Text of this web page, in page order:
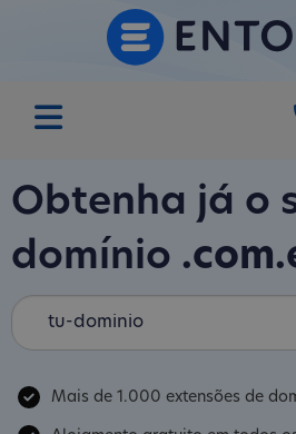
Obtenha já o
domínio
Mais de 1.000 extensões de